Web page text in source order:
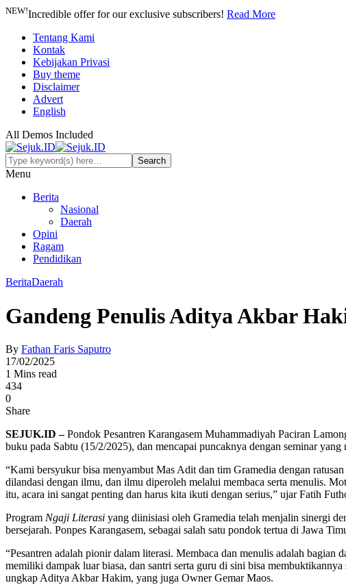
NEW!Incredible offer for our exclusive subscribers! Read More
Tentang Kami
Kontak
Kebijakan Privasi
Buy theme
Disclaimer
Advert
English
All Demos Included
Menu
Berita
Nasional
Daerah
Opini
Ragam
Pendidikan
BeritaDaerah
Gandeng Penulis Aditya Akbar
By Fathan Faris Saputro
17/02/2025
1 Mins read
434
0
Share
SEJUK.ID –Pondok Pesantren Karangasem Muhammadiyah Paciran
buku pada Sabtu (15/2/2025), dan mencapai puncaknya dengan seminar
“Kami bersyukur bisa menyambut Mas Adit dan tim Gramedia dengan
dilandasi dengan ilmu, dan ilmu diperoleh melalui membaca serta menulis.
itu, acara ini sangat penting dan harus kita ikuti dengan serius,” ujar Fatih
Program Ngaji Literasi yang diinisiasi oleh Gramedia telah menjalin sinergi
bersejarah. Ponpes Karangasem, sebagai salah satu pondok tertua di Jawa
“Pesantren adalah pionir dalam literasi. Membaca dan menulis adalah
memiliki dampak luar biasa, dan santri serta guru di sini bisa
ungkap Aditya Akbar Hakim, yang juga Owner Gemar Maos.